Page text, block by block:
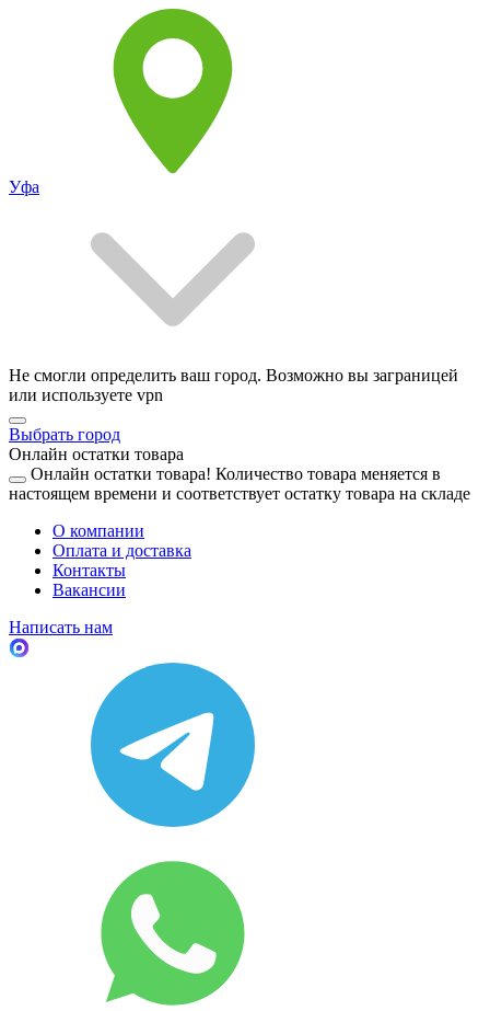
Уфа
Не смогли определить ваш город. Возможно вы заграницей
или используете vpn
Выбрать город
Онлайн остатки товара
Онлайн остатки товара! Количество товара меняется в
настоящем времени и соответствует остатку товара на складе
О компании
Оплата и доставка
Контакты
Вакансии
Написать нам